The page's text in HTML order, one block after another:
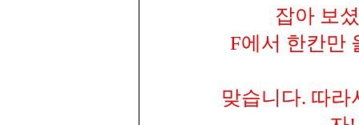
잡아 보
F에서 한칸만
맞습니다. 따라